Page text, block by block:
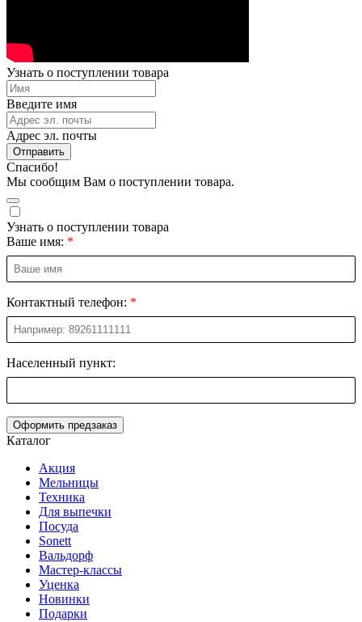
Узнать о поступлении товара
Введите имя
Адрес эл. почты
Отправить
Спасибо!
Мы сообщим Вам о поступлении товара.
Узнать о поступлении товара
Ваше имя:
Контактный телефон:
Населенный пункт:
Оформить предзаказ
Каталог
Акция
Мельницы
Техника
Для выпечки
Посуда
Sonett
Вальдорф
Мастер-классы
Уценка
Новинки
Подарки